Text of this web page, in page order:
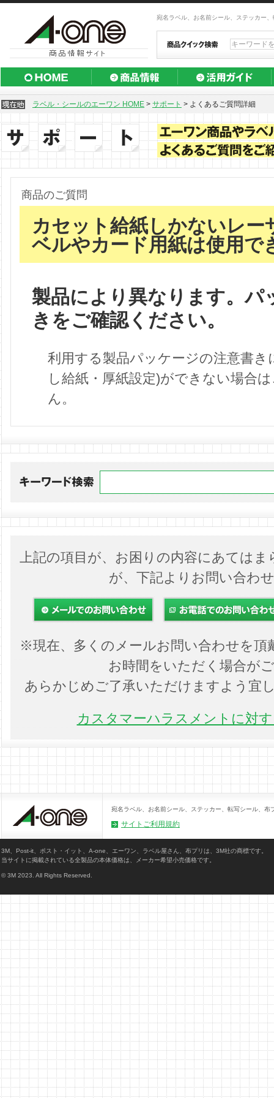
宛名ラベル、お名前シール、ステッカー
ラベル・シールのエーワン HOME>サポート>よくあるご質問詳細
商品のご質問
カセット給紙しかないレー
ベルやカード用紙は使用で
製品により異なります。パ
きをご確認ください。
利用する製品パッケージの注意書き
し給紙・厚紙設定)ができない場合
ん。
上記の項目が、お困りの内容にあては
が、下記よりお問い合わ
※現在、多くのメールお問い合わせを頂
お時間をいただく場合が
あらかじめご了承いただけますよう宜
カスタマーハラスメントに対
宛名ラベル、お名前シール、ステッカー、転写シール、
サイトご利用規約
3M、Post-it、ポスト・イット、A-one、エーワン、ラベル屋さん、布プリは、3M社の商標です。
当サイトに掲載されている全製品の本体価格は、メーカー希望小売価格です。
© 3M 2023. All Rights Reserved.